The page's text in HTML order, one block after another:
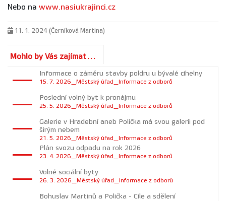
Nebo na www.nasiukrajinci.cz
11. 1. 2024 (Černíková Martina)
Mohlo by Vás zajímat...
Informace o záměru stavby poldru u bývalé cihelny
15. 7. 2026_Městský úřad_Informace z odborů
Poslední volný byt k pronájmu
25. 5. 2026_Městský úřad_Informace z odborů
Galerie v Hradební aneb Polička má svou galerii pod
širým nebem
21. 5. 2026_Městský úřad_Informace z odborů
Plán svozu odpadu na rok 2026
23. 4. 2026_Městský úřad_Informace z odborů
Volné sociální byty
26. 3. 2026_Městský úřad_Informace z odborů
Bohuslav Martinů a Polička - Cíle a sdělení